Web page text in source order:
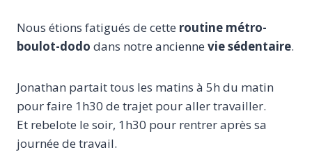
Nous étions fatigués de cette routine métro-
boulot-dodo dans notre ancienne vie sédentaire.
Jonathan partait tous les matins à 5h du matin
pour faire 1h30 de trajet pour aller travailler.
Et rebelote le soir, 1h30 pour rentrer après sa
journée de travail.